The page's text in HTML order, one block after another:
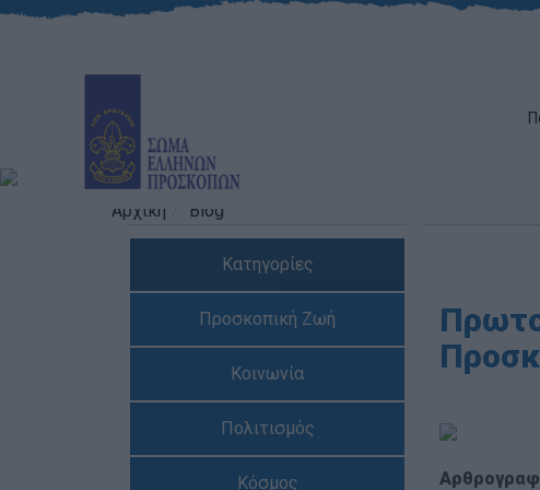
Αρχική Blog
Κατηγορίες
Προσκοπική Ζωή
Κοινωνία
Πολιτισμός
Κόσμος